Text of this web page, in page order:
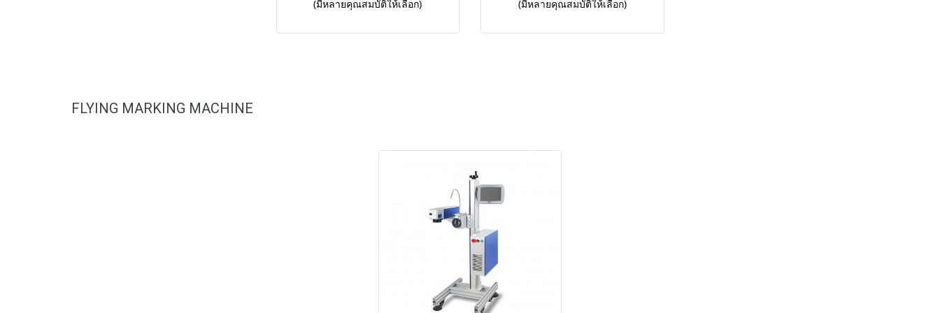
(มีหลายคุณสมบัติให้เลือก)
(มีหลายคุณสมบัติให้เลือก)
FLYING MARKING MACHINE